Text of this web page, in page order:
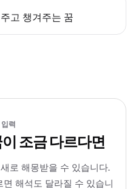
고 챙겨주는 꿈
력
조금 다르다면
로 해몽받을 수 있습니다.
해석도 달라질 수 있습니